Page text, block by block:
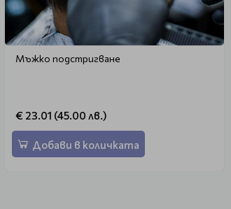
Мъжко подстригване
€ 23.01 (45.00 лв.)
Добави в количката